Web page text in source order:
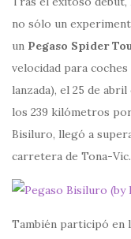
no sólo un
un Pegaso Spider
velocidad para
lanzada), el 25 de
los 239 kilómetros
Bisiluro, llegó a
carretera de Tona-Vic.
También participó en